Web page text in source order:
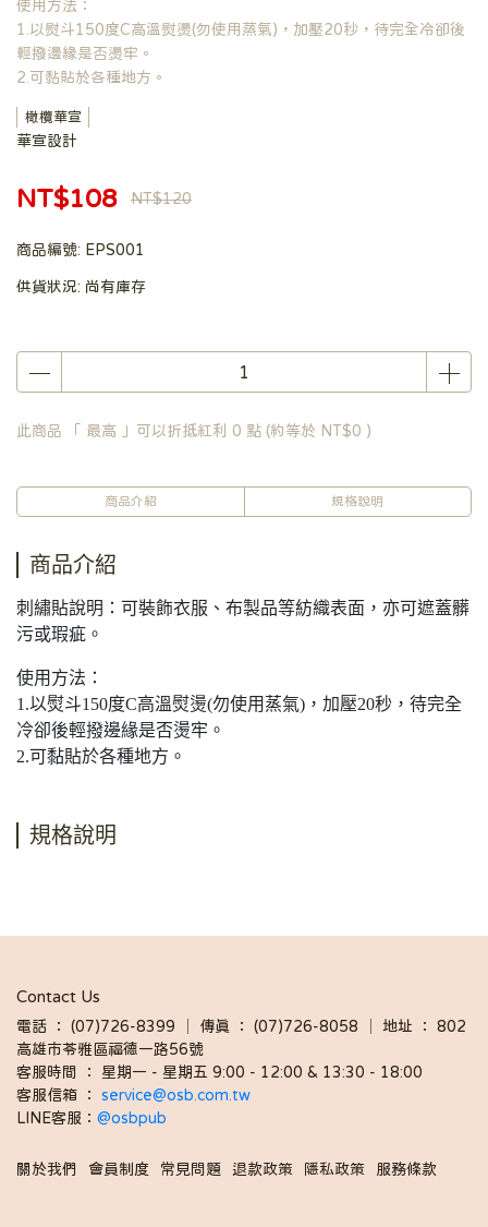
使用方法：
1.以熨斗150度C高溫熨燙(勿使用蒸氣)，加壓20秒，待完全冷卻後
輕撥邊緣是否燙牢。
2.可黏貼於各種地方。
橄欖華宣
華宣設計
NT$108 NT$120
商品編號: EPS001
供貨狀況: 尚有庫存
此商品 「 最高 」可以折抵紅利 0 點 (約等於 NT$0 )
商品介紹 規格說明
商品介紹
刺繡貼說明：可裝飾衣服、布製品等紡織表面，亦可遮蓋髒
污或瑕疵。
使用方法：
1.以熨斗150度C高溫熨燙(勿使用蒸氣)，加壓20秒，待完全
冷卻後輕撥邊緣是否燙牢。
2.可黏貼於各種地方。
規格說明
Contact Us
電話 ： (07)726-8399 │ 傳真 ： (07)726-8058 │ 地址 ： 802
高雄市苓雅區福德一路56號
客服時間 ： 星期一 - 星期五 9:00 - 12:00 & 13:30 - 18:00
客服信箱 ： service@osb.com.tw
LINE客服： @osbpub
關於我們 會員制度 常見問題 退款政策 隱私政策 服務條款